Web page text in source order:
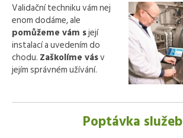
Validační techniku vám nej
enom dodáme, ale
pomůžeme vám sjejí
instalací a uvedením do
chodu. Zaškolíme vásv
jejím správném užívání.
Poptávka služeb